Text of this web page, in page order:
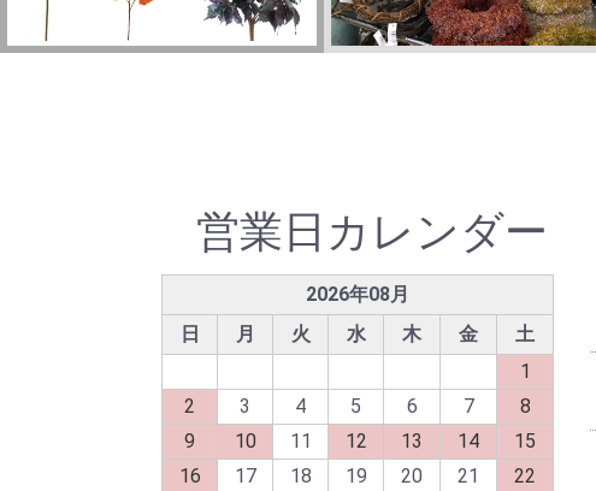
営業日カレンダー
2026年08月
日
月 火 水 木 金
土
1
2
3 4 5 6 7
8
9
10 11 12 13 14
15
16
17 18 19 20 21 22